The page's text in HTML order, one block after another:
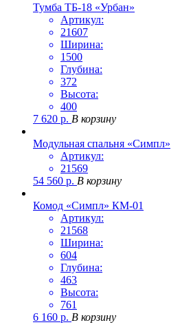
Тумба ТБ-18 «Урбан»
Артикул:
21607
Ширина:
1500
Глубина:
372
Высота:
400
7 620 р. В корзину
Модульная спальня «Симпл»
Артикул:
21569
54 560 р. В корзину
Комод «Симпл» КМ-01
Артикул:
21568
Ширина:
604
Глубина:
463
Высота:
761
6 160 р. В корзину